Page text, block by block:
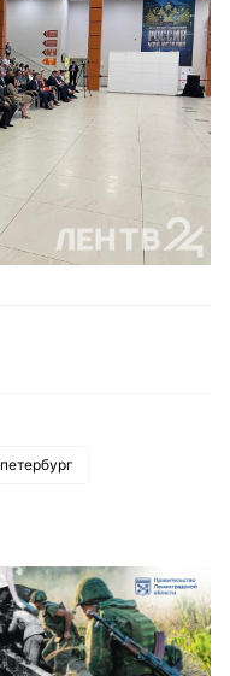
петербург